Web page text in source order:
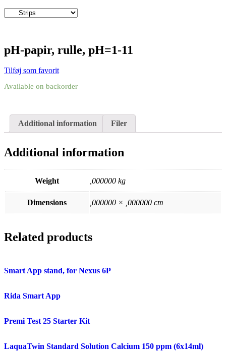
pH-papir, rulle, pH=1-11
Tilføj som favorit
Available on backorder
Additional information Filer
Additional information
Weight ,000000 kg
Dimensions ,000000 × ,000000 cm
Related products
Smart App stand, for Nexus 6P
Rida Smart App
Premi Test 25 Starter Kit
LaquaTwin Standard Solution Calcium 150 ppm (6x14ml)